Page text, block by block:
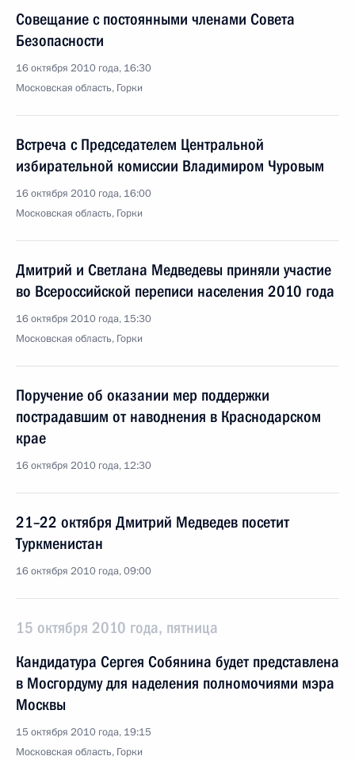
Совещание с постоянными членами Совета
Безопасности
16 октября 2010 года, 16:30
Московская область, Горки
Встреча с Председателем Центральной
избирательной комиссии Владимиром Чуровым
16 октября 2010 года, 16:00
Московская область, Горки
Дмитрий и Светлана Медведевы приняли участие
во Всероссийской переписи населения 2010 года
16 октября 2010 года, 15:30
Московская область, Горки
Поручение об оказании мер поддержки
пострадавшим от наводнения в Краснодарском
крае
16 октября 2010 года, 12:30
21–22 октября Дмитрий Медведев посетит
Туркменистан
16 октября 2010 года, 09:00
15 октября 2010 года, пятница
Кандидатура Сергея Собянина будет представлена
в Мосгордуму для наделения полномочиями мэра
Москвы
15 октября 2010 года, 19:15
Московская область, Горки